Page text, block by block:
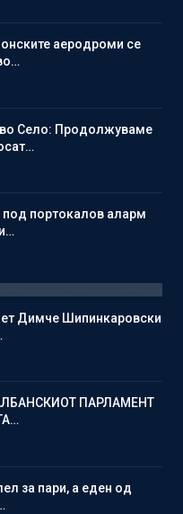
аеродроми се
Село: Продолжуваме
портокалов аларм
Димче Шипинкаровски
ПАРЛАМЕНТ
за пари, а еден од